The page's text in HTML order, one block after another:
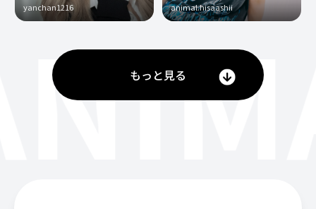
yanchan1216 animal.hisaashii
もっと見る